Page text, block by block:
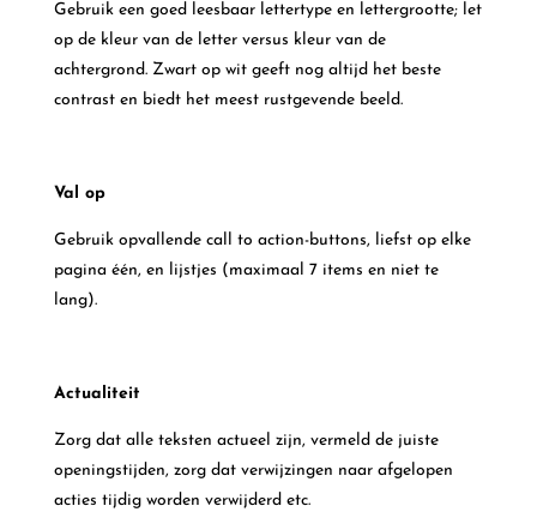
Gebruik een goed leesbaar lettertype en lettergrootte; let
op de kleur van de letter versus kleur van de
achtergrond. Zwart op wit geeft nog altijd het beste
contrast en biedt het meest rustgevende beeld.
Val op
Gebruik opvallende call to action-buttons, liefst op elke
pagina één, en lijstjes (maximaal 7 items en niet te
lang).
Actualiteit
Zorg dat alle teksten actueel zijn, vermeld de juiste
openingstijden, zorg dat verwijzingen naar afgelopen
acties tijdig worden verwijderd etc.